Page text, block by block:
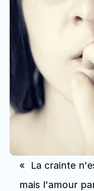
«  La crainte
mais l'amour